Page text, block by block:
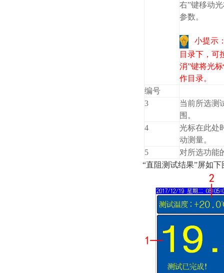
右”键移动
参数。
小提示
目录下，可
消”键将光
作目录。
编号
3
当前所选测
围。
4
光标在此处
动测量。
5
对所选功能
“直阻测试结果”屏如下